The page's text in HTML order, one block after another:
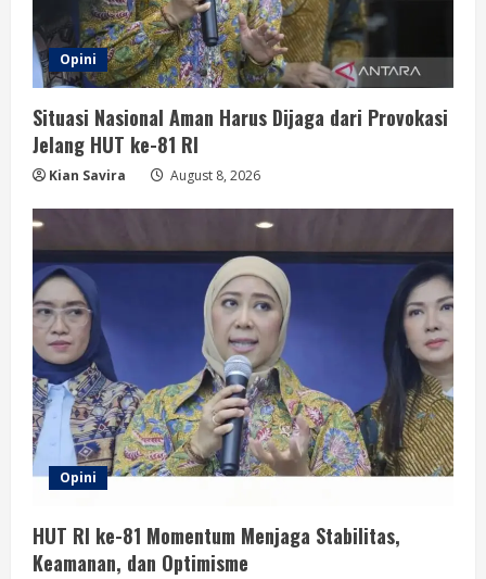
Opini
Situasi Nasional Aman Harus Dijaga dari Provokasi
Jelang HUT ke-81 RI
Kian Savira August 8, 2026
Opini
HUT RI ke-81 Momentum Menjaga Stabilitas,
Keamanan, dan Optimisme